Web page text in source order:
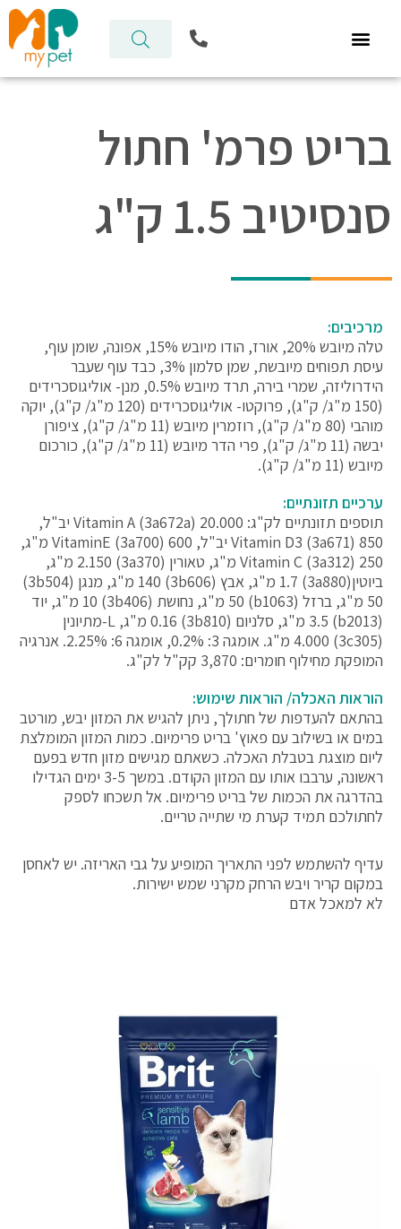
n
a
t
בריט פרמ' חתול
סנסיטיב 1.5 ק"ג
מרכיבים:
טלה מיובש 20%, אורז, הודו מיובש 15%, אפונה, שומן עוף,
עיסת תפוחים מיובשת, שמן סלמון 3%, כבד עוף שעבר
הידרוליזה, שמרי בירה, תרד מיובש 0.5%, מנן- אוליגוסכרידים
(150 מ"ג/ ק"ג), פרוקטו- אוליגוסכרידים (120 מ"ג/ ק"ג), יוקה
מוהבי (80 מ"ג/ ק"ג), רוזמרין מיובש (11 מ"ג/ ק"ג), ציפורן
יבשה (11 מ"ג/ ק"ג), פרי הדר מיובש (11 מ"ג/ ק"ג), כורכום
מיובש (11 מ"ג/ ק"ג).
ערכיים תזונתיים:
תוספים תזונתיים לק"ג: Vitamin A (3a672a) 20.000 יב"ל,
Vitamin D3 (3a671) 850 יב"ל, VitaminE (3a700) 600 מ"ג,
Vitamin C (3a312) 250 מ"ג, טאורין (3a370) 2.150 מ"ג,
ביוטין(3a880) 1.7 מ"ג, אבץ (3b606) 140 מ"ג, מנגן (3b504)
50 מ"ג, ברזל (b1063) 50 מ"ג, נחושת (3b406) 10 מ"ג, יוד
(b2013) 3.5 מ"ג, סלניום (3b810) 0.16 מ"ג, L-מתיונין
(3c305) 4.000 מ"ג. אומגה 3: 0.2%, אומגה 6: 2.25%. אנרגיה
המופקת מחילוף חומרים: 3,870 קק"ל לק"ג.
הוראות האכלה/ הוראות שימוש:
בהתאם להעדפות של חתולך, ניתן להגיש את המזון יבש, מורטב
במים או בשילוב עם פאוץ' בריט פרימיום. כמות המזון המומלצת
ליום מוצגת בטבלת האכלה. כשאתם מגישים מזון חדש בפעם
ראשונה, ערבבו אותו עם המזון הקודם. במשך 3-5 ימים הגדילו
בהדרגה את הכמות של בריט פרימיום. אל תשכחו לספק
לחתולכם תמיד קערת מי שתייה טריים.
עדיף להשתמש לפני התאריך המופיע על גבי האריזה. יש לאחסן
במקום קריר ויבש הרחק מקרני שמש ישירות.
לא למאכל אדם